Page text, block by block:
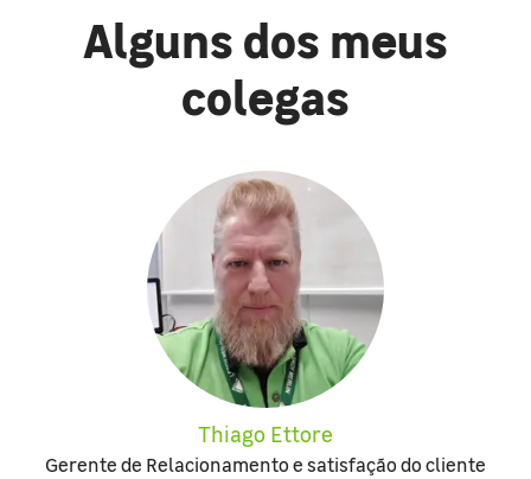
Alguns dos meus
colegas
Thiago Ettore
Gerente de Relacionamento e satisfação do cliente